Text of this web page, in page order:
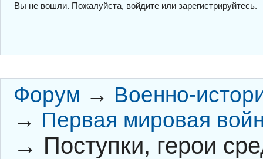
Вы не вошли. Пожалуйста, войдите или зарегистрируйтесь.
Форум → Военно-
→ Первая мировая
→ Поступки, герои